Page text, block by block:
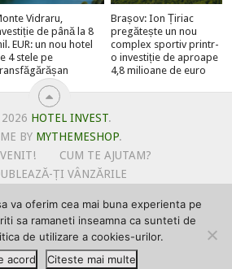
Vidraru,
de până la 8
EUR: un nou hotel
4 stele pe
Brașov: Ion Țiriac
pregătește un nou
complex sportiv printr-
o investiție de aproape
4,8 milioane de euro
HOTEL INVEST.
BY MYTHEMESHOP.
CUM TE AJUTAM?
ȚI VÂNZĂRILE
DE UTILIZARE COOKIE-URI
MEGA-CADOURI LA ABONARE
TE PE HOTELINVEST
va oferim cea mai buna experienta pe
sa ramaneti inseamna ca sunteti de
de utilizare a cookies-urilor.
acord
Citeste mai multe